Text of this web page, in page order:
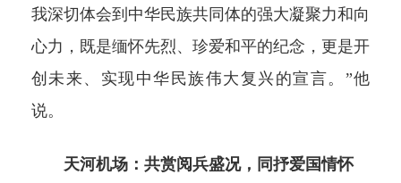
我深切体会到中华民族共同体的强大凝聚力和向
心力，既是缅怀先烈、珍爱和平的纪念，更是开
创未来、实现中华民族伟大复兴的宣言。”他
说。
天河机场：共赏阅兵盛况，同抒爱国情怀